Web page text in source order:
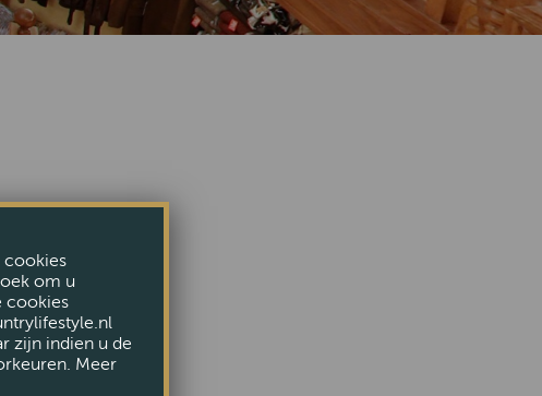
niet meer.
homepage
cookies
om u
cookies
zijn indien u de
Meer